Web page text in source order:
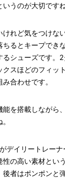
うのが大切ですね
けれど気をつけな
ちるとキープでき
シューズです。
スほどのフィッ
合わせです。
能を搭載しながら
デイリートレー
性の高い素材とい
者はポンポンと